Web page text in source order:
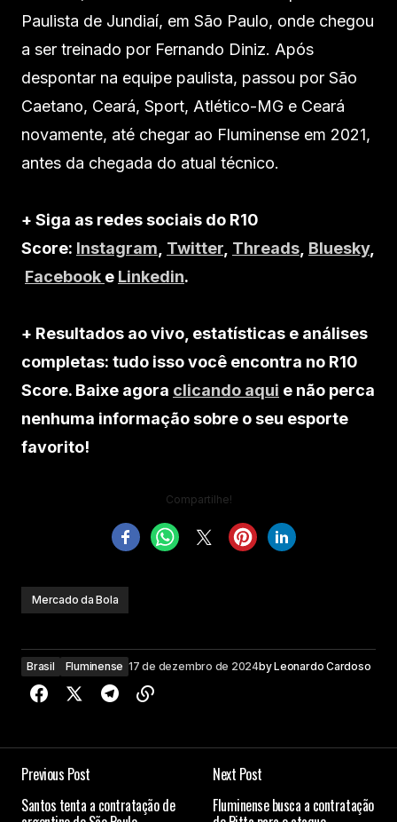
Paulista de Jundiaí, em São Paulo, onde chegou
a ser treinado por Fernando Diniz. Após
despontar na equipe paulista, passou por São
Caetano, Ceará, Sport, Atlético-MG e Ceará
novamente, até chegar ao Fluminense em 2021,
antes da chegada do atual técnico.
+ Siga as redes sociais do R10
Score: Instagram, Twitter, Threads, Bluesky,
Facebook e Linkedin.
+ Resultados ao vivo, estatísticas e análises
completas: tudo isso você encontra no R10
Score. Baixe agora clicando aqui e não perca
nenhuma informação sobre o seu esporte
favorito!
Compartilhe!
Mercado da Bola
Brasil Fluminense 17 de dezembro de 2024byLeonardo Cardoso
Previous Post
Santos tenta a contratação de
Next Post
Fluminense busca a contratação